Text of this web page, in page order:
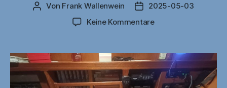
Beitragsautor
Von Frank Wallenwein Veröffentlichungsdatum
2025-05-03
Keine Kommentarezu